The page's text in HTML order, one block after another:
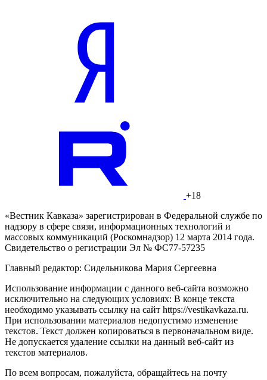
+18
«Вестник Кавказа» зарегистрирован в Федеральной службе по
надзору в сфере связи, информационных технологий и
массовых коммуникаций (Роскомнадзор) 12 марта 2014 года.
Свидетельство о регистрации Эл № ФС77-57235
Главный редактор: Сидельникова Мария Сергеевна
Использование информации с данного веб-сайта возможно
исключительно на следующих условиях: В конце текста
необходимо указывать ссылку на сайт https://vestikavkaza.ru.
При использовании материалов недопустимо изменение
текстов. Текст должен копироваться в первоначальном виде.
Не допускается удаление ссылки на данный веб-сайт из
текстов материалов.
По всем вопросам, пожалуйста, обращайтесь на почту